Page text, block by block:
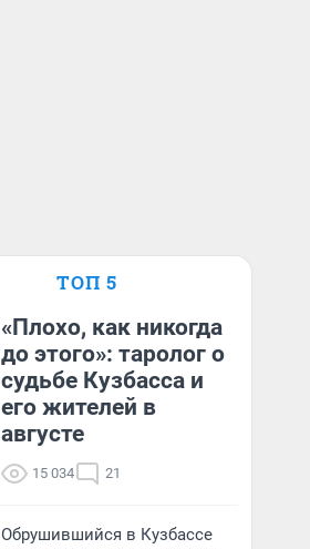
ТОП 5
«Плохо, как никогда
до этого»: таролог о
судьбе Кузбасса и
его жителей в
августе
15 034 21
Обрушившийся в Кузбассе